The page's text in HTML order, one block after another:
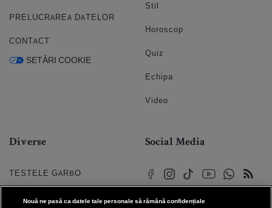
PRELUCRAREA DATELOR
CONTACT
SETĂRI COOKIE
Stil
Horoscop
Quiz
Echipa
Video
Diverse
TESTELE GARBO
HOROSCOP
Social Media
Nouă ne pasă ca datele tale personale să rămână confidențiale